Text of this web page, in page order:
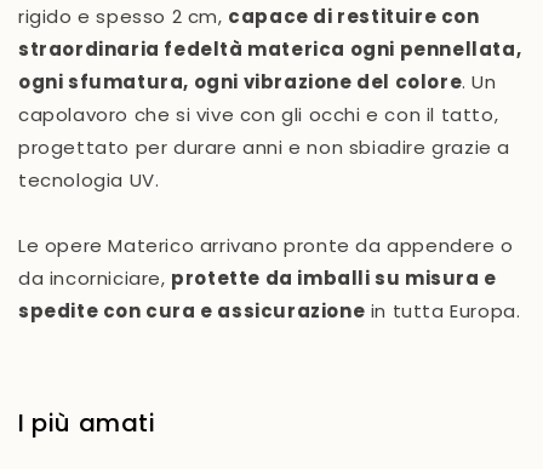
rigido e spesso 2 cm, capace di restituire con
straordinaria fedeltà materica ogni pennellata,
ogni sfumatura, ogni vibrazione del colore. Un
capolavoro che si vive con gli occhi e con il tatto,
progettato per durare anni e non sbiadire grazie a
tecnologia UV.
Le opere Materico arrivano pronte da appendere o
da incorniciare, protette da imballi su misura e
spedite con cura e assicurazione in tutta Europa.
I più amati